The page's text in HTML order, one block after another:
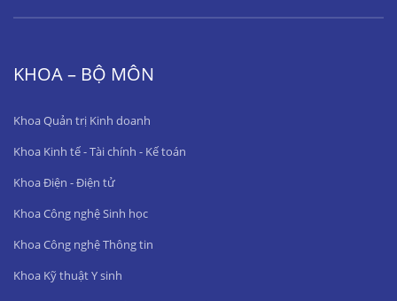
KHOA – BỘ MÔN
Khoa Quản trị Kinh doanh
Khoa Kinh tế - Tài chính - Kế toán
Khoa Điện - Điện tử
Khoa Công nghệ Sinh học
Khoa Công nghệ Thông tin
Khoa Kỹ thuật Y sinh